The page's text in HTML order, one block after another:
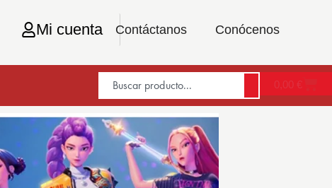
Contáctanos Conócenos
Mi cuenta
0,00 €